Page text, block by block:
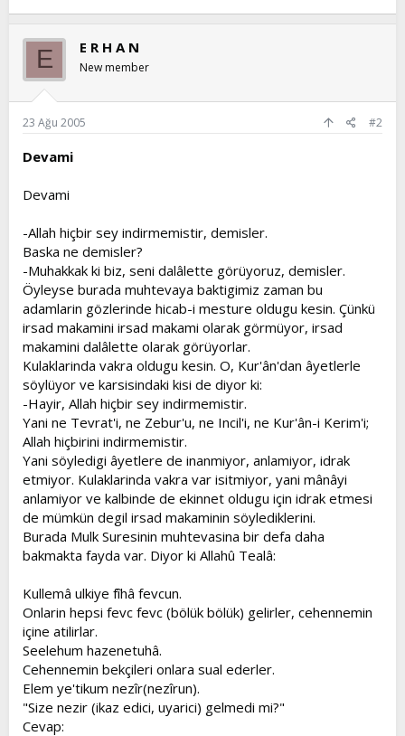
E E R H A N
New member
23 Ağu 2005 #2
Devami
Devami
-Allah hiçbir sey indirmemistir, demisler.
Baska ne demisler?
-Muhakkak ki biz, seni dalâlette görüyoruz, demisler.
Öyleyse burada muhtevaya baktigimiz zaman bu
adamlarin gözlerinde hicab-i mesture oldugu kesin. Çünkü
irsad makamini irsad makami olarak görmüyor, irsad
makamini dalâlette olarak görüyorlar.
Kulaklarinda vakra oldugu kesin. O, Kur'ân'dan âyetlerle
söylüyor ve karsisindaki kisi de diyor ki:
-Hayir, Allah hiçbir sey indirmemistir.
Yani ne Tevrat'i, ne Zebur'u, ne Incil'i, ne Kur'ân-i Kerim'i;
Allah hiçbirini indirmemistir.
Yani söyledigi âyetlere de inanmiyor, anlamiyor, idrak
etmiyor. Kulaklarinda vakra var isitmiyor, yani mânâyi
anlamiyor ve kalbinde de ekinnet oldugu için idrak etmesi
de mümkün degil irsad makaminin söylediklerini.
Burada Mulk Suresinin muhtevasina bir defa daha
bakmakta fayda var. Diyor ki Allahû Tealâ:
Kullemâ ulkiye fîhâ fevcun.
Onlarin hepsi fevc fevc (bölük bölük) gelirler, cehennemin
içine atilirlar.
Seelehum hazenetuhâ.
Cehennemin bekçileri onlara sual ederler.
Elem ye'tikum nezîr(nezîrun).
"Size nezir (ikaz edici, uyarici) gelmedi mi?"
Cevap: